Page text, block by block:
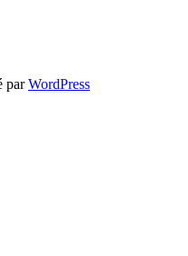
parWordPress